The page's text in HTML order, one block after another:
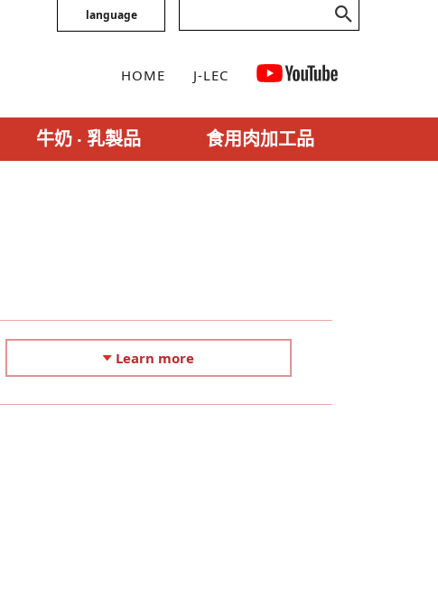
language
HOME J-LEC
牛奶 ‧ 乳製品 食用肉加工品
Learn more